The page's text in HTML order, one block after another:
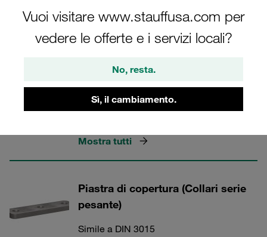
Vuoi visitare www.stauffusa.com per
vedere le offerte e i servizi locali?
No, resta.
Sì, il cambiamento.
Mostra tutti
Ganasce di serraggio serie
pesante
Mostra tutti
Piastra di copertura (Collari serie
pesante)
Simile a DIN 3015